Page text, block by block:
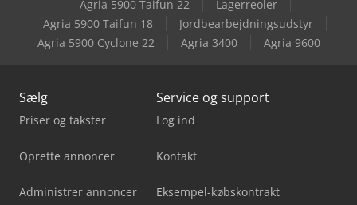
Metallkraft Vmbs 1408
V-Trade Bmt 250 V
Agria 5900 Taifun 22
Lagerreoler
Agria 5900 Taifun 18
Jordbearbejdningsudstyr
Agria 5900 Cyclone 22
Agria 3400 Agria 9600
Sælg
Priser og takster
Oprette annoncer
Administrer annoncer
Service og support
Log ind
Kontakt
Eksempel-købskontrakt